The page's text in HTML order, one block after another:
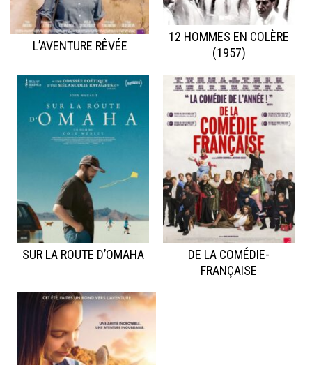
L’AVENTURE RÊVÉE
12 HOMMES EN COLÈRE
(1957)
SUR LA ROUTE D’OMAHA
DE LA COMÉDIE-
FRANÇAISE